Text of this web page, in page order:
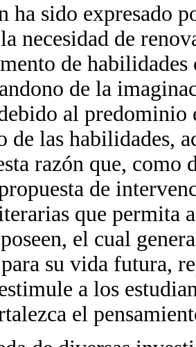
ha sido expresado
necesidad de
de
de la
al
de las habilidades,
razón que, como
de
que permita
el cual
su vida futura,
a los
el